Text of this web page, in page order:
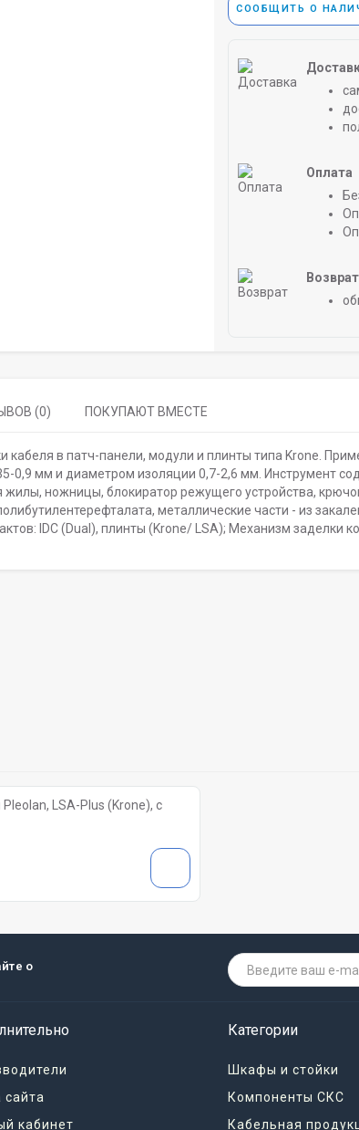
СООБЩИТЬ О
Оплата
Возврат
(0) ПОКУПАЮТ ВМЕСТЕ
кабеля в патч-панели, модули и плинты типа Krone.
0,9 мм и диаметром изоляции 0,7-2,6 мм. Инструмент
жилы, ножницы, блокиратор режущего устройства,
металлические части - из
IDC (Dual), плинты (Krone/ LSA); Механизм заделки
LSA-Plus (Krone), с
о
сайта
кабинет
Категории
Шкафы и стойки
Компоненты СКС
Кабельная